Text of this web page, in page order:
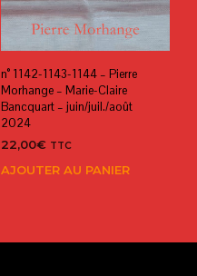
n° 1142-1143-1144 – Pierre
Morhange – Marie-Claire
Bancquart – juin/juil./août
2024
22,00€ TTC
AJOUTER AU PANIER